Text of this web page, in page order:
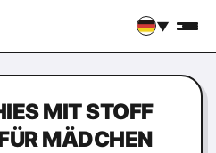
▼
MIT STOFF
MÄDCHEN